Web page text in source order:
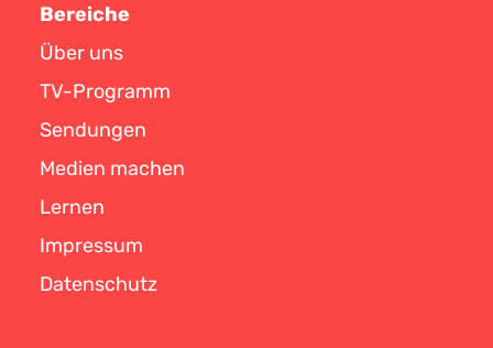
Bereiche
Über uns
TV-Programm
Sendungen
Medien machen
Lernen
Impressum
Datenschutz